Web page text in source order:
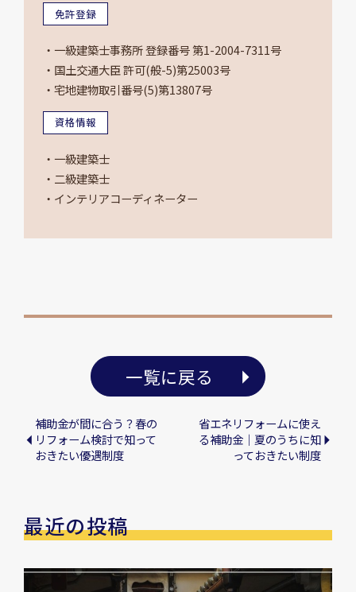
免許登録
・一級建築士事務所 登録番号 第1-2004-7311号
・国土交通大臣 許可(般-5)第25003号
・宅地建物取引番号(5)第13807号
資格情報
・一級建築士
・二級建築士
・インテリアコーディネーター
一覧に戻る
補助金が間に合う？春の
リフォーム検討で知って
おきたい優遇制度
省エネリフォームに使え
る補助金｜夏のうちに知
っておきたい制度
最近の投稿